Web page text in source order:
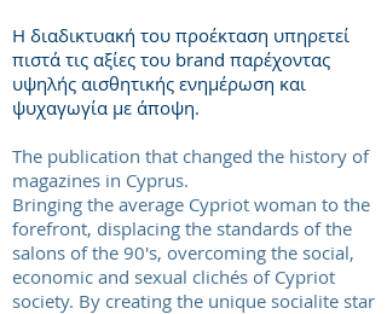
H διαδικτυακή του προέκταση υπηρετεί
πιστά τις αξίες του brand παρέχοντας
υψηλής αισθητικής ενημέρωση και
ψυχαγωγία με άποψη.
The publication that changed the history of
magazines in Cyprus.
Bringing the average Cypriot woman to the
forefront, displacing the standards of the
salons of the 90's, overcoming the social,
economic and sexual clichés of Cypriot
society. By creating the unique socialite star